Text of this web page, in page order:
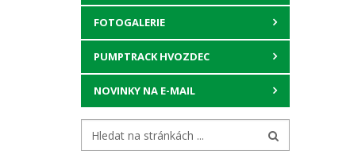
FOTOGALERIE
PUMPTRACK HVOZDEC
NOVINKY NA E-MAIL